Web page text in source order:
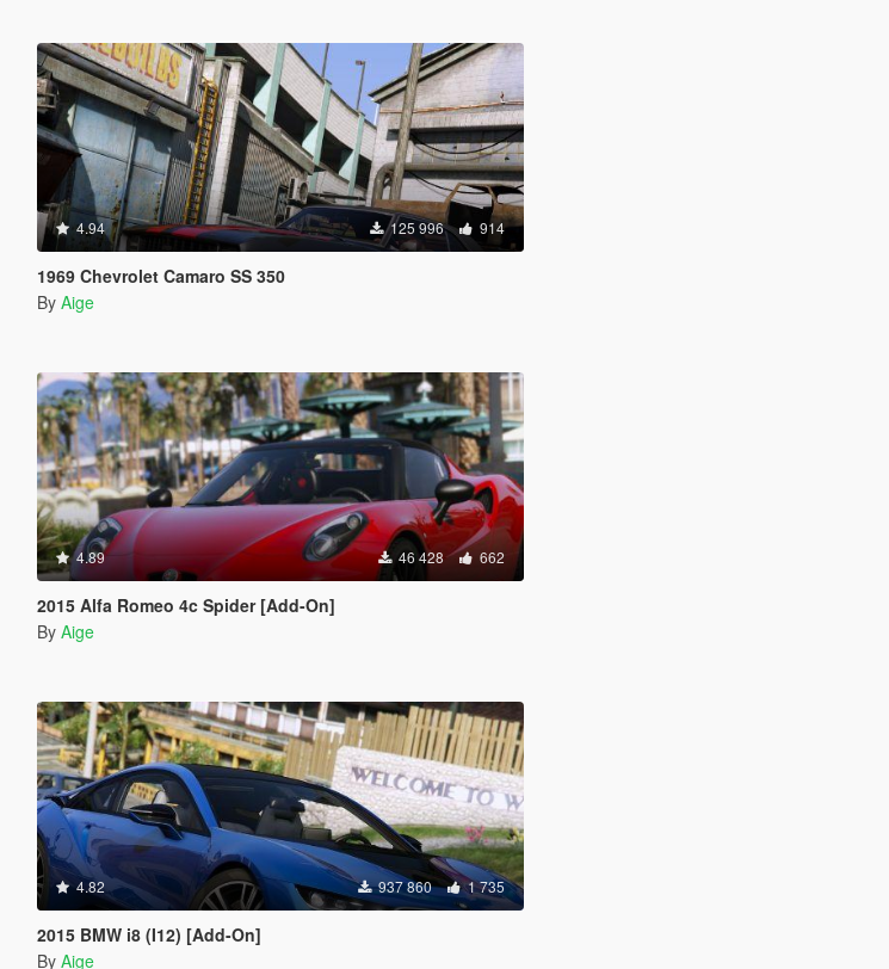
4.94 125 996 914
1969 Chevrolet Camaro SS 350
By Aige
4.89 46 428 662
2015 Alfa Romeo 4c Spider [Add-On]
By Aige
4.82 937 860 1 735
2015 BMW i8 (I12) [Add-On]
By Aige